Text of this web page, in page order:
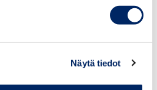
Näytä tiedot
jatkuvan oppimisen